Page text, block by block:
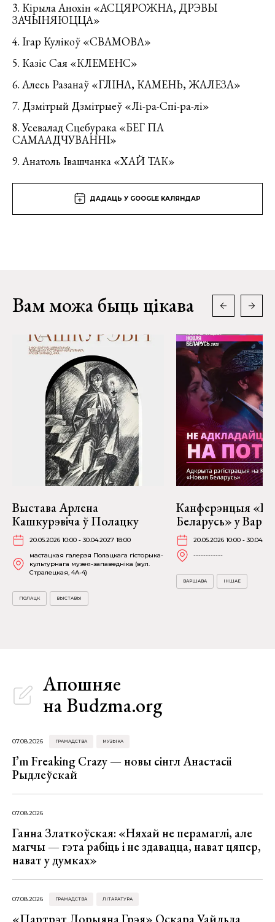
3. Кірыла Анохін «АСЦЯРОЖНА, ДРЭВЫ
ЗАЧЫНЯЮЦЦА»
4. Ігар Кулікоў «СВАМОВА»
5. Казіс Сая «КЛЕМЕНС»
6. Алесь Разанаў «ГЛІНА, КАМЕНЬ, ЖАЛЕЗА»
7. Дзмітрый Дзмітрыеў «Лі-ра-Спі-ра-лі»
8. Усевалад Сцебурака «БЕГ ПА
САМААДЧУВАННІ»
9. Анатоль Івашчанка «ХАЙ ТАК»
ДАДАЦЬ У GOOGLE КАЛЯНДАР
Вам можа быць цікава
Выстава Арлена
Кашкурэвіча ў Полацку
20.05.2026 10:00 - 30.04.2027 18:00
мастацкая галерэя Полацкага гісторыка-
культурнага музея-запаведніка (вул.
Стралецкая, 4A-4)
ПОЛАЦК ВЫСТАВЫ
Канферэнцыя
Беларусь» у
20.05.2026 10:00 -
------------
ВАРШАВА ІНШАЕ
Апошняе
на Budzma.org
07.08.2026 ГРАМАДСТВА МУЗЫКА
I’m Freaking Crazy — новы сінгл Анастасіі
Рыдлеўскай
07.08.2026
Ганна Златкоўская: «Няхай не перамаглі, але
магчы — гэта рабіць і не здавацца, нават цяпер,
нават у думках»
07.08.2026 ГРАМАДСТВА ЛІТАРАТУРА
«Партрэт Дорыяна Грэя» Оскара Уайльда